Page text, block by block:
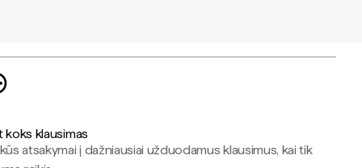
koks klausimas
atsakymai į dažniausiai užduodamus klausimus, kai tik